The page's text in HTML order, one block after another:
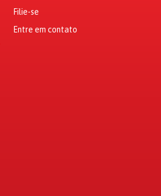
Filie-se
Entre em contato